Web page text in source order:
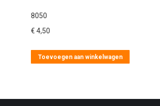
8050
€ 4,50
Toevoegen aan winkelwagen